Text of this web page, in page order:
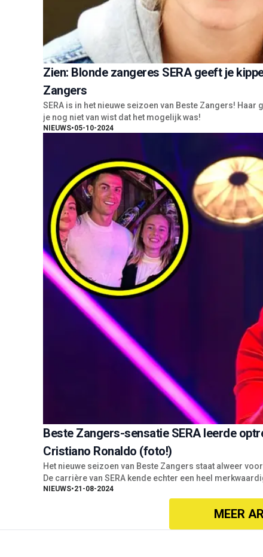
Zien: Blonde zangeres SERA geeft je
Zangers
SERA is in het nieuwe seizoen van Beste Zangers!
je nog niet van wist dat het mogelijk was!
NIEUWS•05-10-2024
Beste Zangers-sensatie SERA leerde
Cristiano Ronaldo (foto!)
Het nieuwe seizoen van Beste Zangers staat alweer
De carrière van SERA kende echter een heel
NIEUWS•21-08-2024
MEER